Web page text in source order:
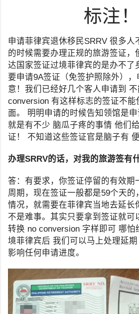
标注！
申请菲律宾退休移民SRRV 很多人
的时候需要办理正规的旅游签证，
达国家签证过境菲律宾的是办不了
要申请9A签证（免签护照除外），
意！我们已经好几个客人申请到
conversion 有这样标志的签证不能
面。 明明申请的时候告知领馆是
就是有不少 脑瓜子疼的事情 他们
证！ 不知道这些签证官是脑子有
办理SRRV的话，对我的旅游签有
答：有要求，你签证停留的有效期
周期，现在签证一般都是59个天的
情况，就需要在菲律宾当地去延长
不是难事。其实只要拿到签证就可
转换 no conversion 字样即可 哪怕
境菲律宾后 我们可以马上处理延
影响任何申请进度。